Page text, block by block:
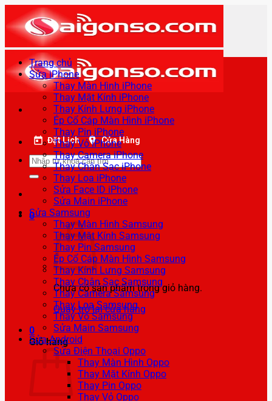
qua
nội
dung
Đặt Lịch Cửa Hàng
Tìm
kiếm:
0
Chưa có sản phẩm trong giỏ hàng.
Quay trở lại cửa hàng
0
Giỏ hàng
Trang chủ
Sửa iPhone
Thay Màn Hình iPhone
Thay Mặt Kính iPhone
Thay Kính Lưng iPhone
Ép Cổ Cáp Màn Hình iPhone
Thay Pin iPhone
Thay Vỏ iPhone
Thay Camera iPhone
Thay Chân Sạc iPhone
Thay Loa iPhone
Sửa Face ID iPhone
Sửa Main iPhone
Sửa Samsung
Thay Màn Hình Samsung
Thay Mặt Kính Samsung
Thay Pin Samsung
Ép Cổ Cáp Màn Hình Samsung
Thay Kính Lưng Samsung
Thay Chân Sạc Samsung
Thay Camera Samsung
Thay Loa Samsung
Thay Vỏ Samsung
Sửa Main Samsung
Sửa Android
Sửa Điện Thoại Oppo
Thay Màn Hình Oppo
Thay Mặt Kính Oppo
Thay Pin Oppo
Thay Vỏ Oppo